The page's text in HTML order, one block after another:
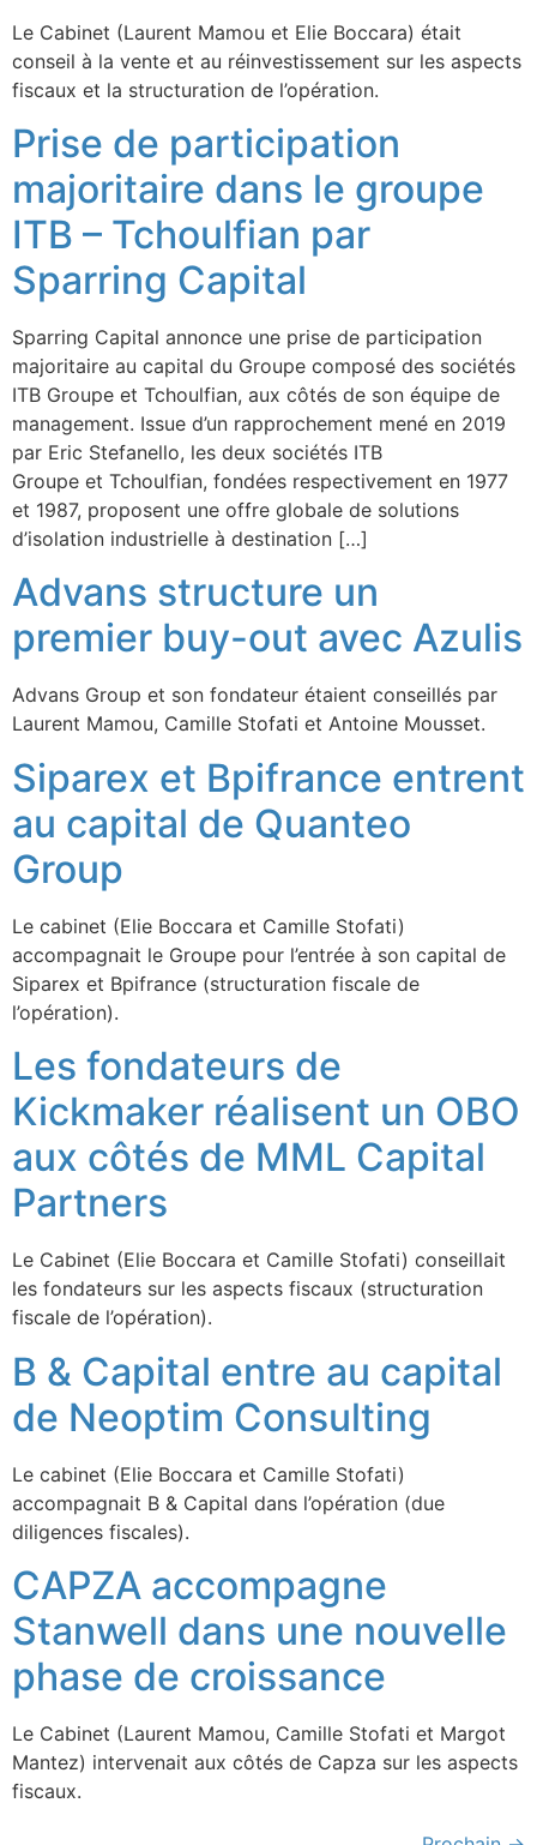
Le Cabinet (Laurent Mamou et Elie Boccara) était
conseil à la vente et au réinvestissement sur les aspects
fiscaux et la structuration de l’opération.
Prise de participation
majoritaire dans le groupe
ITB – Tchoulfian par
Sparring Capital
Sparring Capital annonce une prise de participation
majoritaire au capital du Groupe composé des sociétés
ITB Groupe et Tchoulfian, aux côtés de son équipe de
management. Issue d’un rapprochement mené en 2019
par Eric Stefanello, les deux sociétés ITB
Groupe et Tchoulfian, fondées respectivement en 1977
et 1987, proposent une offre globale de solutions
d’isolation industrielle à destination […]
Advans structure un
premier buy-out avec Azulis
Advans Group et son fondateur étaient conseillés par
Laurent Mamou, Camille Stofati et Antoine Mousset.
Siparex et Bpifrance entrent
au capital de Quanteo
Group
Le cabinet (Elie Boccara et Camille Stofati)
accompagnait le Groupe pour l’entrée à son capital de
Siparex et Bpifrance (structuration fiscale de
l’opération).
Les fondateurs de
Kickmaker réalisent un OBO
aux côtés de MML Capital
Partners
Le Cabinet (Elie Boccara et Camille Stofati) conseillait
les fondateurs sur les aspects fiscaux (structuration
fiscale de l’opération).
B & Capital entre au capital
de Neoptim Consulting
Le cabinet (Elie Boccara et Camille Stofati)
accompagnait B & Capital dans l’opération (due
diligences fiscales).
CAPZA accompagne
Stanwell dans une nouvelle
phase de croissance
Le Cabinet (Laurent Mamou, Camille Stofati et Margot
Mantez) intervenait aux côtés de Capza sur les aspects
fiscaux.